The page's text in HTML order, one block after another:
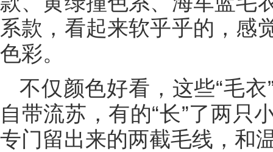
系款，看起来软乎乎的，感
色彩。
不仅颜色好看，这些“毛
自带流苏，有的“长”了两只
专门留出来的两截毛线，和